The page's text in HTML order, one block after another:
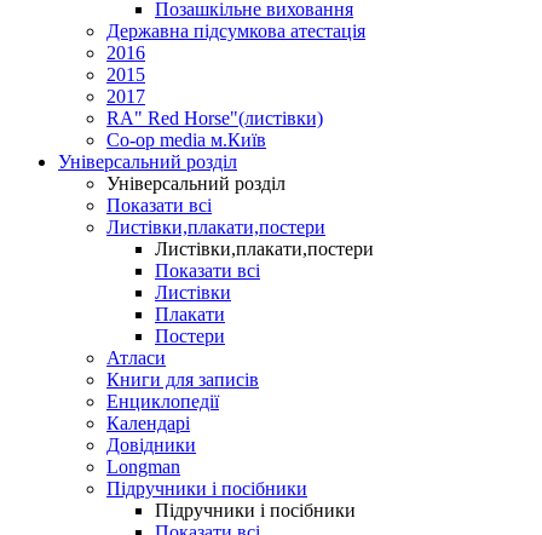
Позашкільне виховання
Державна підсумкова атестація
2016
2015
2017
RA" Red Horse"(листівки)
Co-op media м.Київ
Універсальний розділ
Універсальний розділ
Показати всі
Листівки,плакати,постери
Листівки,плакати,постери
Показати всі
Листівки
Плакати
Постери
Атласи
Книги для записів
Енциклопедії
Календарі
Довідники
Longman
Підручники і посібники
Підручники і посібники